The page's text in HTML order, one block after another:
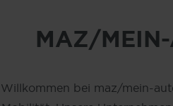
MAZ/MEIN-
Willkommen bei maz/mein-